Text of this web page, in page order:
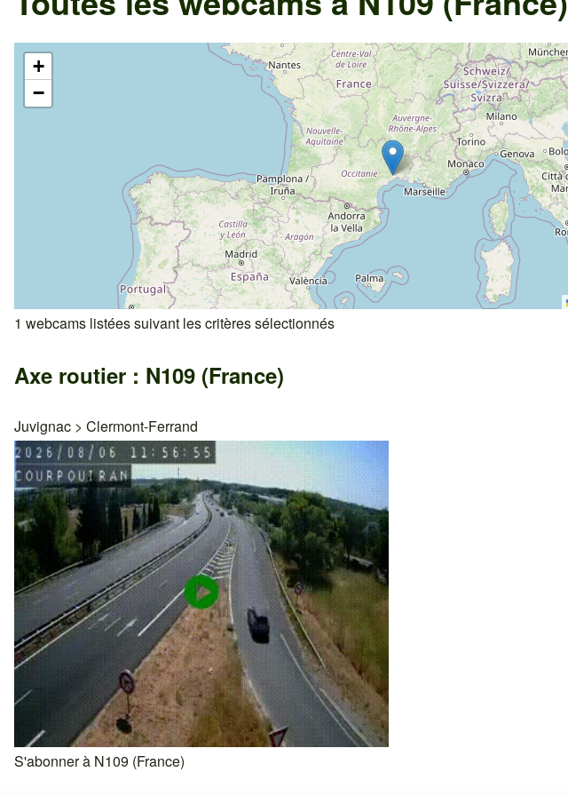
+
−
1 webcams listées suivant les critères sélectionnés
Axe routier : N109 (France)
Juvignac > Clermont-Ferrand
S'abonner à N109 (France)